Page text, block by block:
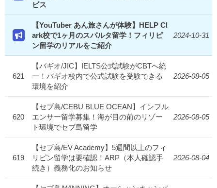
ビス
【YouTuber あん旅さんが体験】HELP Cl
ark校で1ヶ月のスパルタ留学！フィリピ
ン留学のリアルをご紹介
2024-10-31
621
【バギオ/JIC】IELTS公式試験がCBTへ統
一！バギオ校内で公式試験を受験できる
環境を紹介
2026-08-05
620
【セブ島/CEBU BLUE OCEAN】インフル
エンサー留学募集！海が目の前のリゾー
ト環境でセブ島留学
2026-08-05
619
【セブ島/EV Academy】5週間以上のフィ
リピン留学は要確認！ARP（本人確認手
続き）義務化のお知らせ
2026-08-04